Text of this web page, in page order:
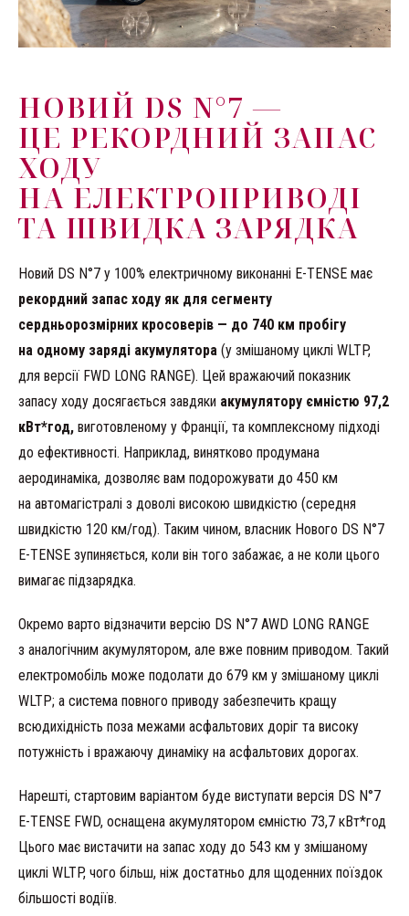
НОВИЙ DS N°7 —
ЦЕ РЕКОРДНИЙ ЗАПАС
ХОДУ
НА ЕЛЕКТРОПРИВОДІ
ТА ШВИДКА ЗАРЯДКА
Новий DS N°7 у 100% електричному виконанні E-TENSE має
рекордний запас ходу як для сегменту
сердньорозмірних кросоверів — до 740 км пробігу
на одному заряді акумулятора (у змішаному циклі WLTP,
для версії FWD LONG RANGE). Цей вражаючий показник
запасу ходу досягається завдяки акумулятору ємністю 97,2
кВт*год, виготовленому у Франції, та комплексному підході
до ефективності. Наприклад, винятково продумана
аеродинаміка, дозволяє вам подорожувати до 450 км
на автомагістралі з доволі високою швидкістю (середня
швидкістю 120 км/год). Таким чином, власник Нового DS N°7
E-TENSE зупиняється, коли він того забажає, а не коли цього
вимагає підзарядка.
Окремо варто відзначити версію DS N°7 AWD LONG RANGE
з аналогічним акумулятором, але вже повним приводом. Такий
електромобіль може подолати до 679 км у змішаному циклі
WLTP; а система повного приводу забезпечить кращу
всюдихідність поза межами асфальтових доріг та високу
потужність і вражаючу динаміку на асфальтових дорогах.
Нарешті, стартовим варіантом буде виступати версія DS N°7
E-TENSE FWD, оснащена акумулятором ємністю 73,7 кВт*год
Цього має вистачити на запас ходу до 543 км у змішаному
циклі WLTP, чого більш, ніж достатньо для щоденних поїздок
більшості водіїв.